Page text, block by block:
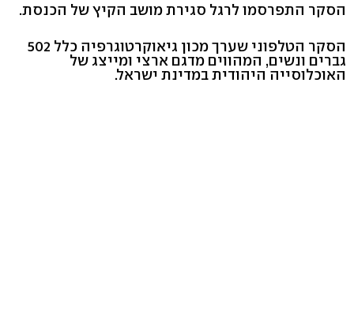
הסקר התפרסמו לרגל סגירת מושב הקיץ של הכנסת.
הסקר הטלפוני שערך מכון גיאוקרטוגרפיה כלל 502
גברים ונשים, המהווים מדגם ארצי ומייצג של
האוכלוסייה היהודית במדינת ישראל.